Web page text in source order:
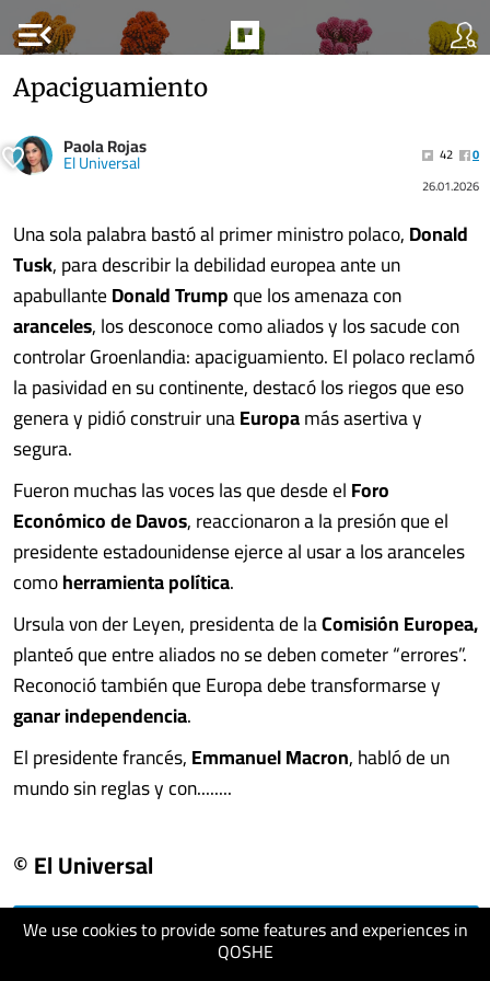
menu_open
We use cookies to provide some features and experiences in
QOSHE
Apaciguamiento
Paola Rojas
El Universal 42
0
26.01.2026
Una sola palabra bastó al primer ministro polaco,Donald
Tusk, para describir la debilidad europea ante un
apabullanteDonald Trumpque los amenaza con
aranceles, los desconoce como aliados y los sacude con
controlar Groenlandia: apaciguamiento. El polaco reclamó
la pasividad en su continente, destacó los riegos que eso
genera y pidió construir unaEuropamás asertiva y
segura.
Fueron muchas las voces las que desde elForo
Económico de Davos, reaccionaron a la presión que el
presidente estadounidense ejerce al usar a los aranceles
comoherramienta política.
Ursula von der Leyen, presidenta de laComisión Europea,
planteó que entre aliados no se deben cometer “errores”.
Reconoció también que Europa debe transformarse y
ganar independencia.
El presidente francés,Emmanuel Macron, habló de un
mundo sin reglas y con........
© El Universal
visit website